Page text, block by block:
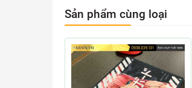
Sản phẩm cùng loại